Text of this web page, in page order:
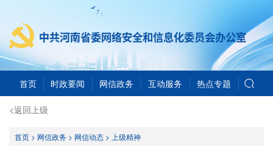
首页 时政要闻 网信政务 互动服务 热点专题
<返回上级
首页> 网信政务> 网信动态> 上级精神